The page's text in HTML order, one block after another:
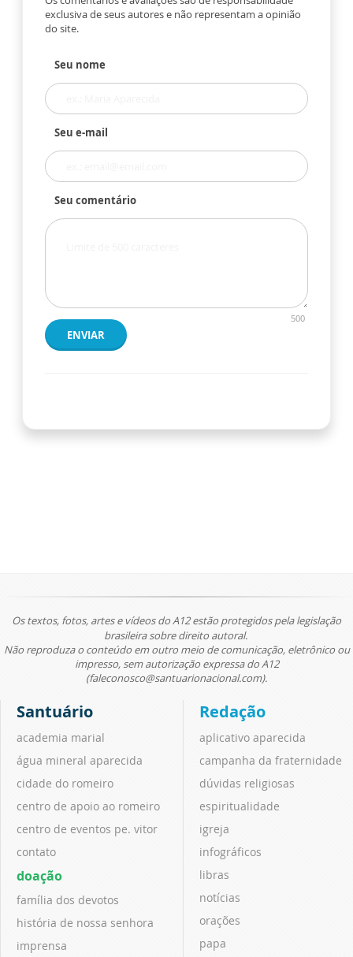
exclusiva de seus autores e não representam a opinião
do site.
Seu nome
Seu e-mail
Seu comentário
500
ENVIAR
Os textos, fotos, artes e vídeos do A12 estão protegidos pela legislação
brasileira sobre direito autoral.
Não reproduza o conteúdo em outro meio de comunicação, eletrônico ou
impresso, sem autorização expressa do A12
(faleconosco@santuarionacional.com).
Santuário
academia marial
água mineral aparecida
cidade do romeiro
centro de apoio ao romeiro
centro de eventos pe. vitor
contato
doação
família dos devotos
história de nossa senhora
imprensa
Redação
aplicativo aparecida
campanha da fraternidade
dúvidas religiosas
espiritualidade
igreja
infográficos
libras
notícias
orações
papa